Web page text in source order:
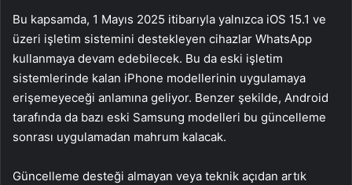
Bu kapsamda, 1 Mayıs 2025 itibarıyla yalnızca iOS 15.1 ve
üzeri işletim sistemini destekleyen cihazlar WhatsApp
kullanmaya devam edebilecek. Bu da eski işletim
sistemlerinde kalan iPhone modellerinin uygulamaya
erişemeyeceği anlamına geliyor. Benzer şekilde, Android
tarafında da bazı eski Samsung modelleri bu güncelleme
sonrası uygulamadan mahrum kalacak.
Güncelleme desteği almayan veya teknik açıdan artık